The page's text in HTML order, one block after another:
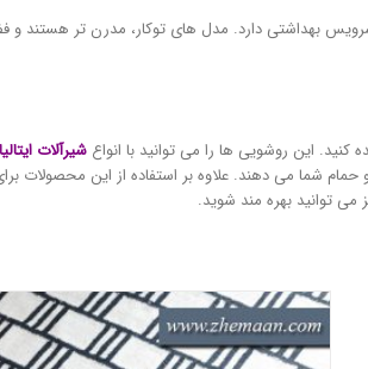
بهداشتی دارد. مدل های توکار، مدرن تر هستند
این روشویی ها را می توانید با انواعشیرآلات
شما می دهند. علاوه بر استفاده از این محصولات
توانید بهره مند شوید.